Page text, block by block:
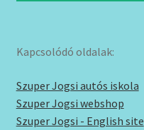
Kapcsolódó oldalak:
Szuper Jogsi autós iskola
Szuper Jogsi webshop
Szuper Jogsi - English site